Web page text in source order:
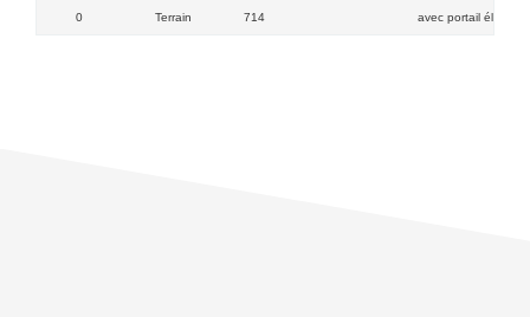
0 Terrain 714 avec portail